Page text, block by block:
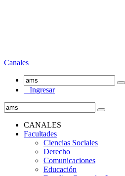
Canales
Ingresar
CANALES
Facultades
Ciencias Sociales
Derecho
Comunicaciones
Educación